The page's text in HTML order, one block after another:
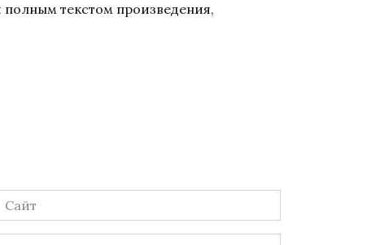
полным текстом произведения,
Сайт